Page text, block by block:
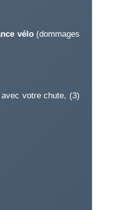
vélo(dommages
votre chute, (3)